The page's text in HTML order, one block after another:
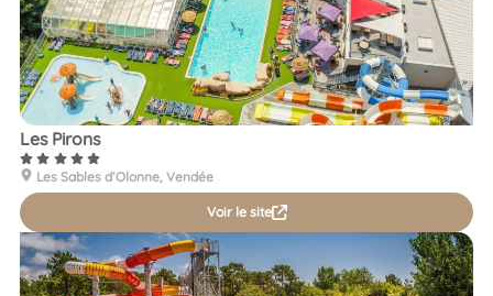
Les Pirons
Les Sables d’Olonne, Vendée
Voir le site